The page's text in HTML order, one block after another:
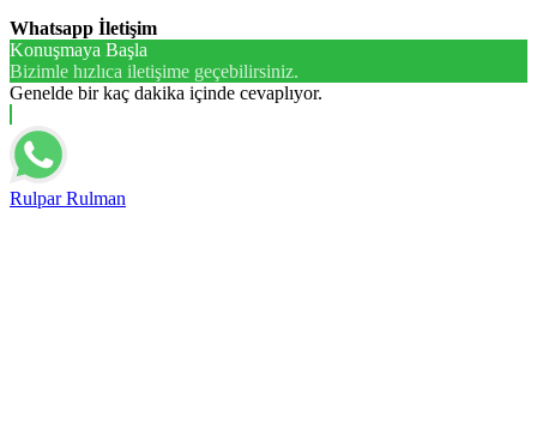
Whatsapp İletişim
Konuşmaya Başla
Bizimle hızlıca iletişime geçebilirsiniz.
Genelde bir kaç dakika içinde cevaplıyor.
Rulpar Rulman